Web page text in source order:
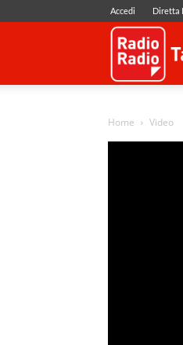
Accedi Diretta
Home Video